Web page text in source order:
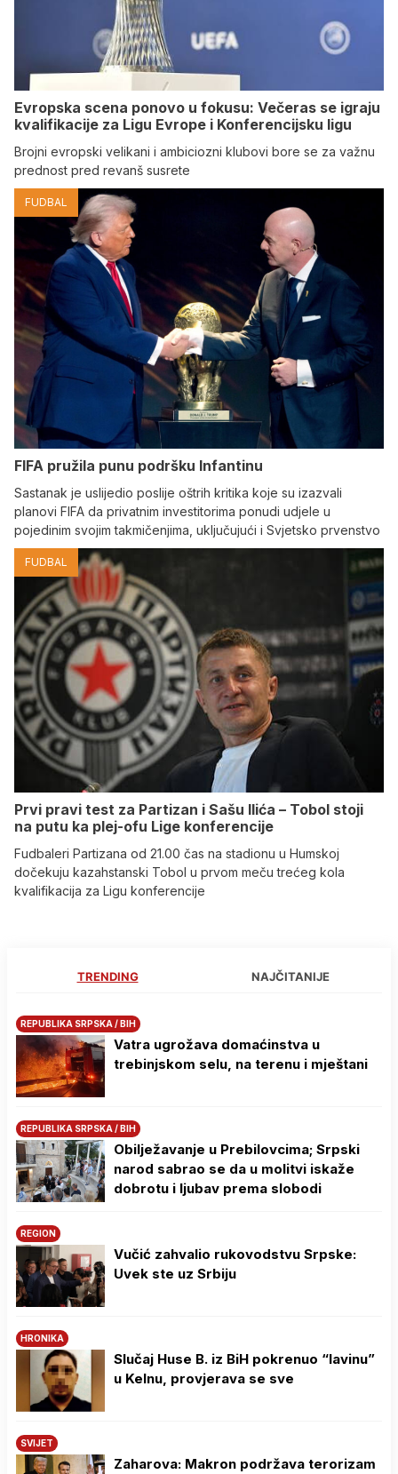
Evropska scena ponovo u fokusu: Večeras se igraju
kvalifikacije za Ligu Evrope i Konferencijsku ligu
Brojni evropski velikani i ambiciozni klubovi bore se za važnu
prednost pred revanš susrete
FUDBAL
FIFA pružila punu podršku Infantinu
Sastanak je uslijedio poslije oštrih kritika koje su izazvali
planovi FIFA da privatnim investitorima ponudi udjele u
pojedinim svojim takmičenjima, uključujući i Svjetsko prvenstvo
FUDBAL
Prvi pravi test za Partizan i Sašu Ilića – Tobol stoji
na putu ka plej-ofu Lige konferencije
Fudbaleri Partizana od 21.00 čas na stadionu u Humskoj
dočekuju kazahstanski Tobol u prvom meču trećeg kola
kvalifikacija za Ligu konferencije
TRENDING NAJČITANIJE
REPUBLIKA SRPSKA / BIH
Vatra ugrožava domaćinstva u
trebinjskom selu, na terenu i mještani
REPUBLIKA SRPSKA / BIH
Obilježavanje u Prebilovcima; Srpski
narod sabrao se da u molitvi iskaže
dobrotu i ljubav prema slobodi
REGION
Vučić zahvalio rukovodstvu Srpske:
Uvek ste uz Srbiju
HRONIKA
Slučaj Huse B. iz BiH pokrenuo “lavinu”
u Kelnu, provjerava se sve
SVIJET
Zaharova: Makron podržava terorizam